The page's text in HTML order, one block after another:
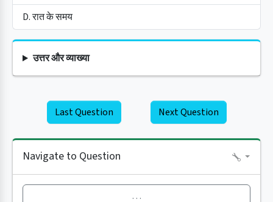
D. रात के समय
उत्तर और व्याख्या
Last Question Next Question
Navigate to Question
…